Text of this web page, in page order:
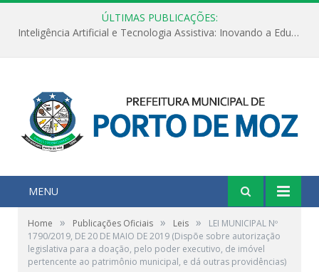
ÚLTIMAS PUBLICAÇÕES:
Inteligência Artificial e Tecnologia Assistiva: Inovando a Educação Especial e Inclusiva
MENU
Home » Publicações Oficiais » Leis »
LEI MUNICIPAL Nº
1790/2019, DE 20 DE MAIO DE 2019 (Dispõe sobre autorização
legislativa para a doação, pelo poder executivo, de imóvel
pertencente ao patrimônio municipal, e dá outras providências)